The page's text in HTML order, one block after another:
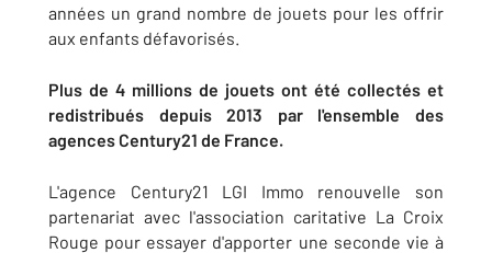
années un grand nombre de jouets pour les offrir
aux enfants défavorisés.
Plus de 4 millions de jouets ont été collectés et
redistribués depuis 2013 par l'ensemble des
agences Century21 de France.
L'agence Century21 LGI Immo renouvelle son
partenariat avec l'association caritative La Croix
Rouge pour essayer d'apporter une seconde vie à